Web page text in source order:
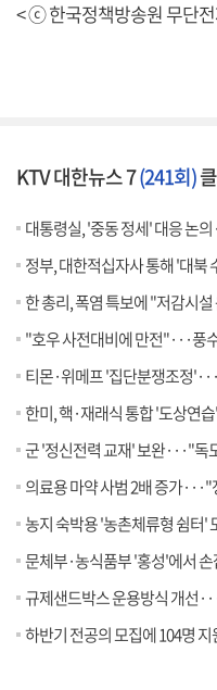
< ⓒ 한국정책방송원 무단
KTV 대한뉴스 7(241회)
대통령실, '중동 정세' 대응 논
정부, 대한적십자사 통해 '대북
한 총리, 폭염 특보에 "저감시설
"호우 사전대비에 만전"···풍
티몬·위메프 '집단분쟁조정
한미, 핵·재래식 통합 '도상연
군 '정신전력 교재' 보완···"독
의료용 마약 사범 2배 증가
농지 숙박용 '농촌체류형 쉼터'
문체부·농식품부 '홍성'에서 손잡
규제샌드박스 운용방식 개선
하반기 전공의 모집에 104명